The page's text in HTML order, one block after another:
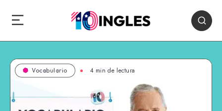
Vocabulario 4 min de lectura